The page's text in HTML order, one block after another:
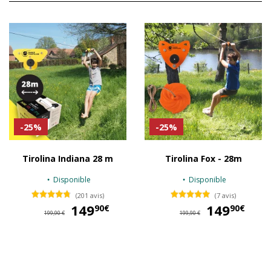
-25%
Tirolina Indiana 28 m
Disponible
(201 avis)
199,90 € 14990€
-25%
Tirolina Fox - 28m
Disponible
(7 avis)
199,90 € 14990€